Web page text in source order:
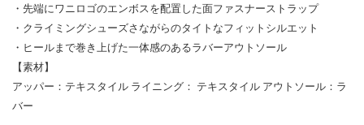
・先端にワニロゴのエンボスを配置した面ファスナーストラップ
・クライミングシューズさながらのタイトなフィットシルエット
・ヒールまで巻き上げた一体感のあるラバーアウトソール
【素材】
アッパー：テキスタイル ライニング： テキスタイル アウトソール：ラ
バー